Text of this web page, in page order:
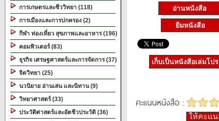
การเกษตรและชีววิทยา (118)
การเมืองและการปกครอง (2)
กีฬา ท่องเที่ยว สุขภาพและอาหาร (196)
คอมพิวเตอร์ (83)
ธุรกิจ เศรษฐศาสตร์และการจัดการ (37)
จิตวิทยา (25)
นวนิยาย อ่านเล่น และนิทาน (9)
วิทยาศาสตร์ (33)
ประวัติศาสตร์และอัตชีวประวัติ (36)
อ่านหนังสือ
ยืมหนังสือ
เก็บเป็นหนังสือเล่มโป
คะแนนหนังสือ :
ให้คะแ